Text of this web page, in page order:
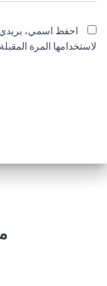
احفظ اسمي، بريدي
لاستخدامها المرة